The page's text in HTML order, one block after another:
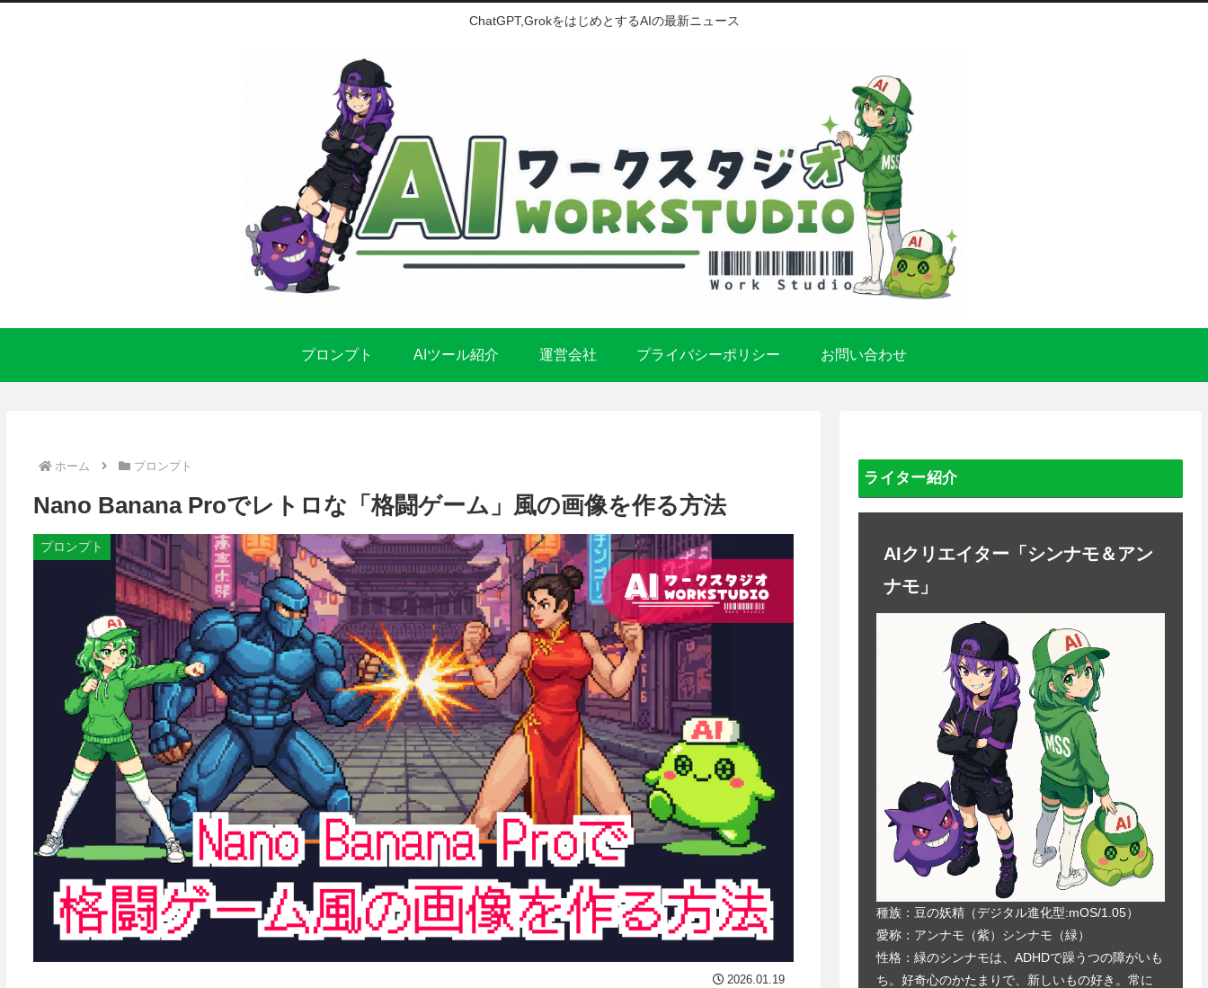
ChatGPT,GrokをはじめとするAIの最新ニュース
プロンプト AIツール紹介 運営会社 プライバシーポリシー お問い合わせ
ホーム プロンプト
Nano Banana Proでレトロな「格闘ゲーム」風の画像を作る方法
プロンプト
2026.01.19
ライター紹介
AIクリエイター「シンナモ＆アン
ナモ」
種族：豆の妖精（デジタル進化型:mOS/1.05）
愛称：アンナモ（紫）シンナモ（緑）
性格：緑のシンナモは、ADHDで躁うつの障がいも
ち。好奇心のかたまりで、新しいもの好き。常に